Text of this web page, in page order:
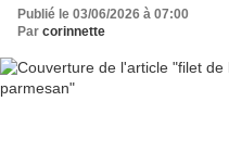
Publié le 03/06/2026 à 07:00
Par corinnette